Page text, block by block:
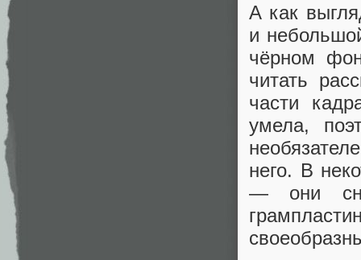
А как
и
чёрном
читать
части
умела,
него. В
— они